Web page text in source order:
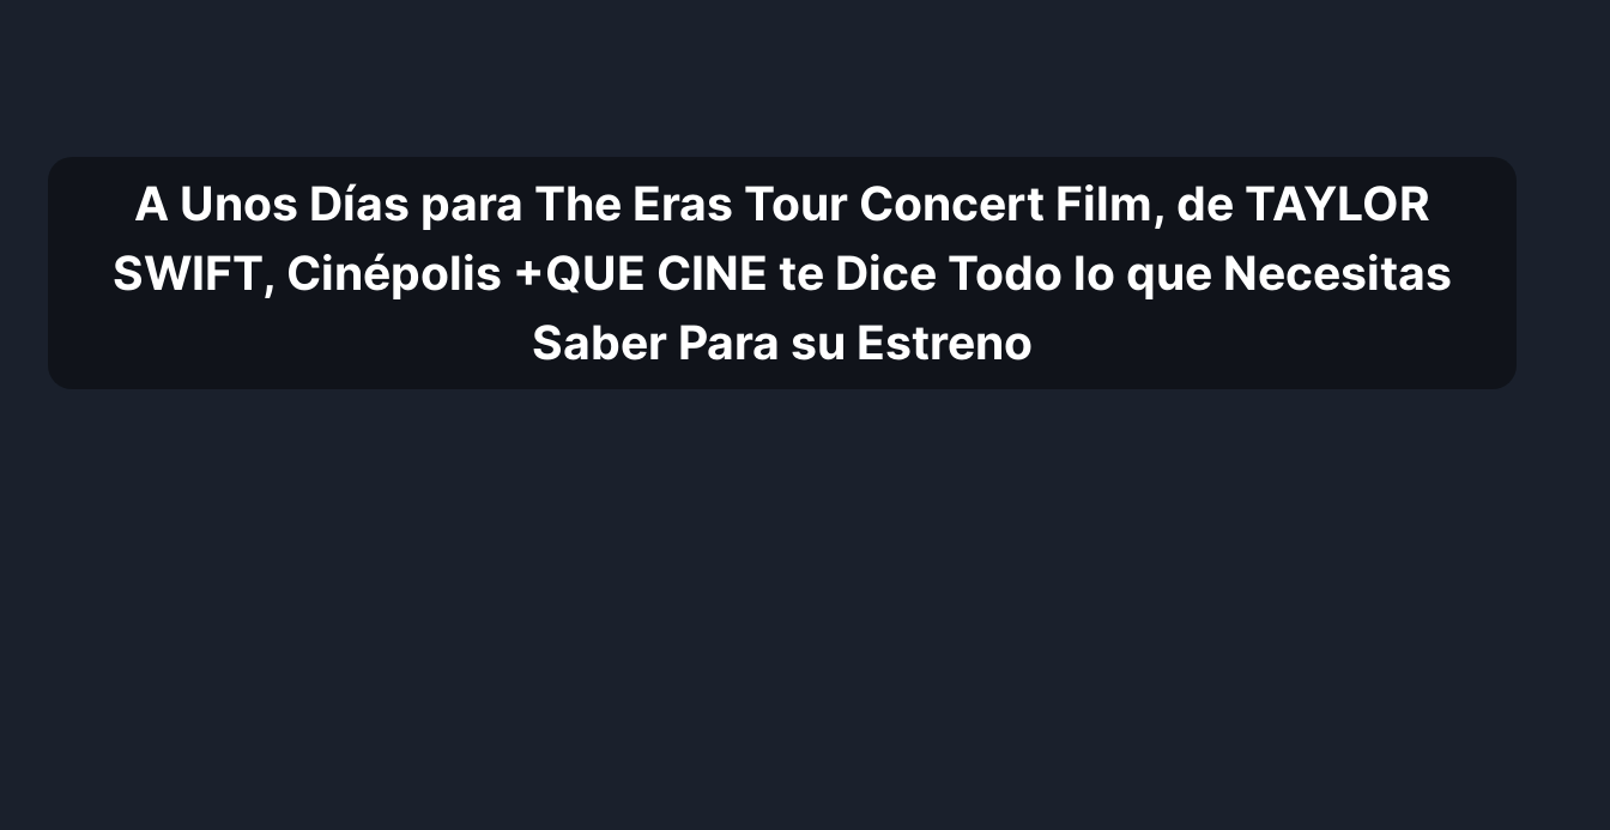
A Unos Días para The Eras Tour Concert Film, de TAYLOR
SWIFT, Cinépolis +QUE CINE te Dice Todo lo que Necesitas
Saber Para su Estreno